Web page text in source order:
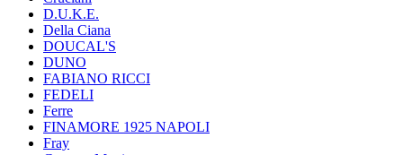
D.U.K.E.
Della Ciana
DOUCAL'S
DUNO
FABIANO RICCI
FEDELI
Ferre
FINAMORE 1925 NAPOLI
Fray